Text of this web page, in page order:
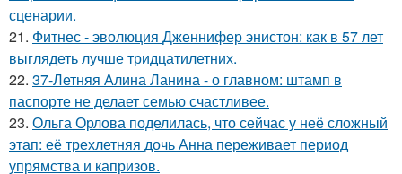
сценарии.
21. Фитнес - эволюция Дженнифер энистон: как в 57 лет
выглядеть лучше тридцатилетних.
22. 37-Летняя Алина Ланина - о главном: штамп в
паспорте не делает семью счастливее.
23. Ольга Орлова поделилась, что сейчас у неё сложный
этап: её трехлетняя дочь Анна переживает период
упрямства и капризов.